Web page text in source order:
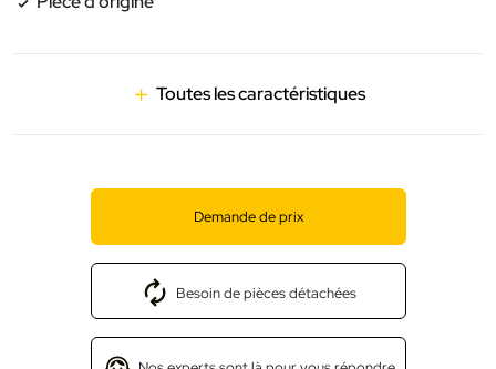
Toutes les caractéristiques
Demande de prix
Besoin de pièces détachées